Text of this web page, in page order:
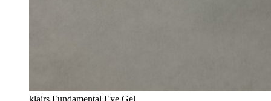
klairs Fundamental Eye Gel